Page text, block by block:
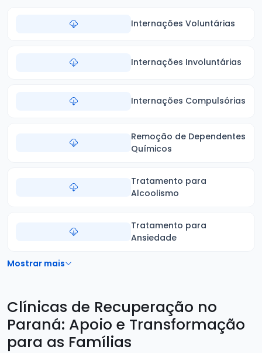
Internações Voluntárias
Internações Involuntárias
Internações Compulsórias
Remoção de Dependentes
Químicos
Tratamento para
Alcoolismo
Tratamento para
Ansiedade
Mostrar mais
Clínicas de Recuperação no
Paraná: Apoio e Transformação
para as Famílias